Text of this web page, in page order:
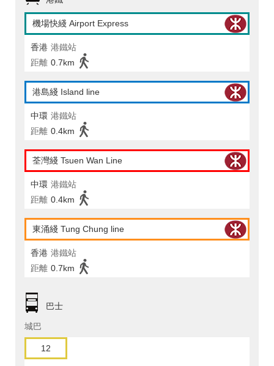
機場快綫 Airport Express
香港 港鐵站
距離 0.7km
港島綫 Island line
中環 港鐵站
距離 0.4km
荃灣綫 Tsuen Wan Line
中環 港鐵站
距離 0.4km
東涌綫 Tung Chung line
香港 港鐵站
距離 0.7km
巴士
城巴
12